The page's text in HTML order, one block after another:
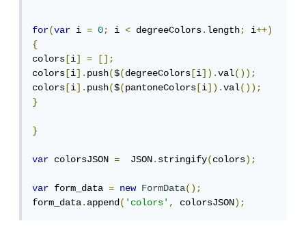
for(var i = 0; i < degreeColors.length; i++)
{
colors [i] =
[];
colors [i].push($(degreeColors [i]).val());
colors [i].push($(pantoneColors [i]).val());
}
}
var colorsJSON =
  JSON
.stringify(colors);
var form_data = new FormData();
form_data.append('colors', colorsJSON);